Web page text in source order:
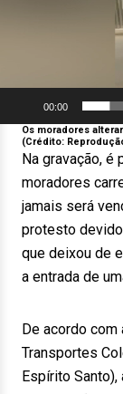
00:00
Os moradores
(Crédito:
Na gravação,
moradores
jamais será
protesto
que deixou de
a entrada de
De acordo com
Transportes
Espírito Santo),